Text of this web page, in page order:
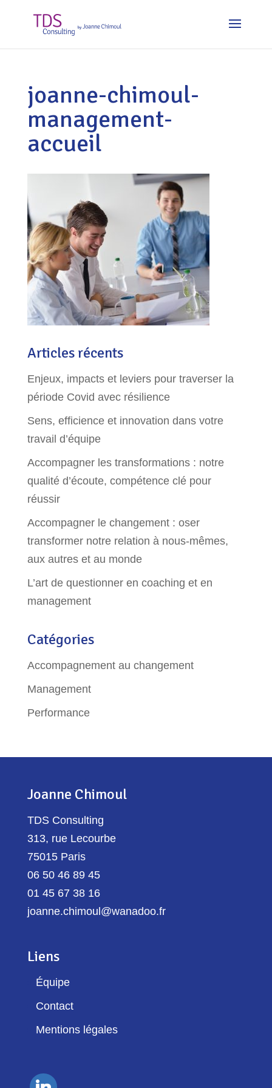
joanne-chimoul-
management-
accueil
Articles récents
Enjeux, impacts et leviers pour traverser la
période Covid avec résilience
Sens, efficience et innovation dans votre
travail d’équipe
Accompagner les transformations : notre
qualité d’écoute, compétence clé pour
réussir
Accompagner le changement : oser
transformer notre relation à nous-mêmes,
aux autres et au monde
L’art de questionner en coaching et en
management
Catégories
Accompagnement au changement
Management
Performance
Joanne Chimoul
TDS Consulting
313, rue Lecourbe
75015 Paris
06 50 46 89 45
01 45 67 38 16
joanne.chimoul@wanadoo.fr
Liens
Équipe
Contact
Mentions légales